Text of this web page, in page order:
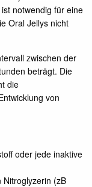
notwendig für eine
Oral Jellys nicht
zwischen der
beträgt. Die
die
von
oder jede inaktive
(zB